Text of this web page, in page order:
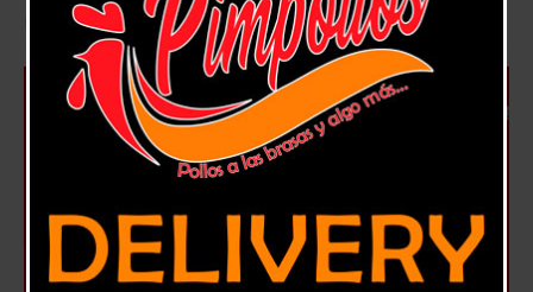
21 diciembre, 2018 Deportes